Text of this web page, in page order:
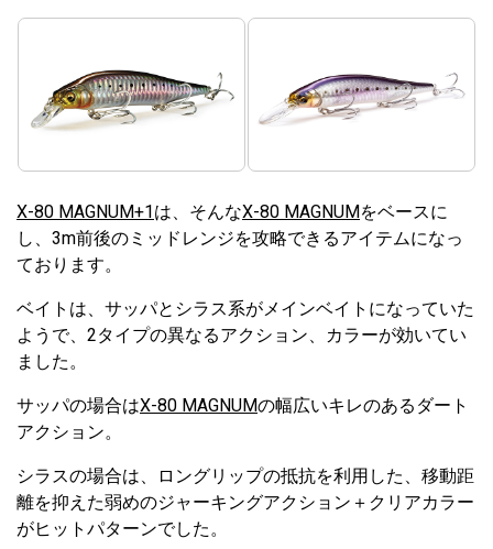
X-80 MAGNUM+1 は、そんなX-80 MAGNUM をベースに
し、3m前後のミッドレンジを攻略できるアイテムになっ
ております。
ベイトは、サッパとシラス系がメインベイトになっていた
ようで、2タイプの異なるアクション、カラーが効いてい
ました。
サッパの場合はX-80 MAGNUMの幅広いキレのあるダート
アクション。
シラスの場合は、ロングリップの抵抗を利用した、移動距
離を抑えた弱めのジャーキングアクション＋クリアカラー
がヒットパターンでした。